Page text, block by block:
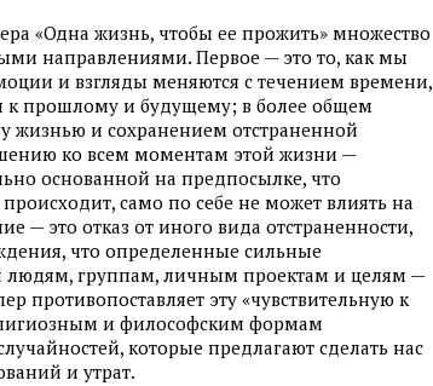
«Одна жизнь, чтобы ее прожить» множество
направлениями. Первое — это то, как мы
и взгляды меняются с течением времени,
прошлому и будущему; в более общем
жизнью и сохранением отстраненной
ко всем моментам этой жизни —
основанной на предпосылке, что
само по себе не может влиять на
— это отказ от иного вида отстраненности,
что определенные сильные
людям, группам, личным проектам и целям —
эту «чувствительную к
и философским формам
которые предлагают сделать нас
и утрат.